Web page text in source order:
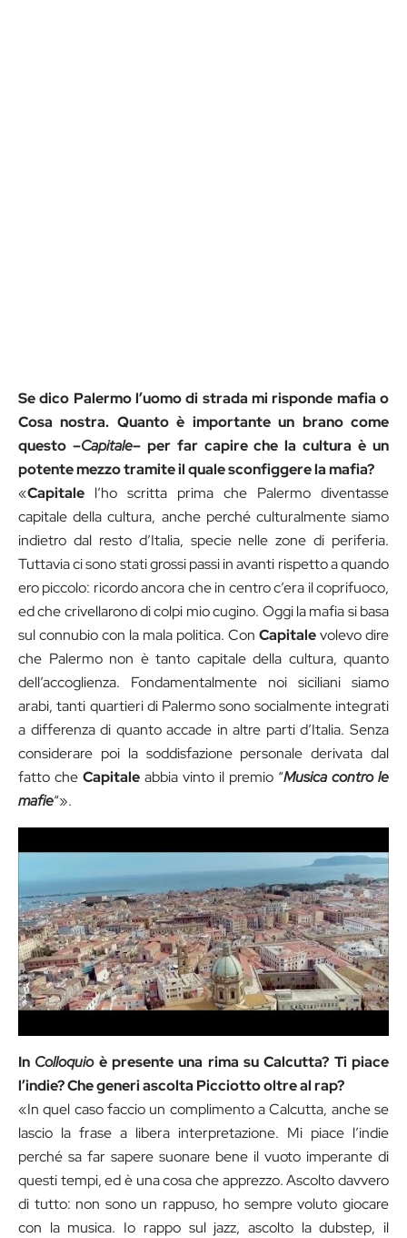
Se dico Palermo l’uomo di strada mi risponde mafia o
Cosa nostra. Quanto è importante un brano come
questo –Capitale– per far capire che la cultura è un
potente mezzo tramite il quale sconfiggere la mafia?
«Capitale l’ho scritta prima che Palermo diventasse
capitale della cultura, anche perché culturalmente siamo
indietro dal resto d’Italia, specie nelle zone di periferia.
Tuttavia ci sono stati grossi passi in avanti rispetto a quando
ero piccolo: ricordo ancora che in centro c’era il coprifuoco,
ed che crivellarono di colpi mio cugino. Oggi la mafia si basa
sul connubio con la mala politica. Con Capitalevolevo dire
che Palermo non è tanto capitale della cultura, quanto
dell’accoglienza. Fondamentalmente noi siciliani siamo
arabi, tanti quartieri di Palermo sono socialmente integrati
a differenza di quanto accade in altre parti d’Italia. Senza
considerare poi la soddisfazione personale derivata dal
fatto che Capitale abbia vinto il premio “Musica contro le
mafie“».
In Colloquioè presente una rima su Calcutta? Ti piace
l’indie? Che generi ascolta Picciotto oltre al rap?
«In quel caso faccio un complimento a Calcutta, anche se
lascio la frase a libera interpretazione. Mi piace l’indie
perché sa far sapere suonare bene il vuoto imperante di
questi tempi, ed è una cosa che apprezzo. Ascolto davvero
di tutto: non sono un rappuso, ho sempre voluto giocare
con la musica. Io rappo sul jazz, ascolto la dubstep, il